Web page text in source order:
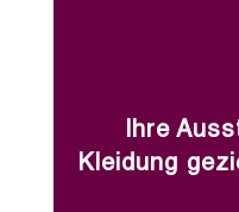
Ihre
Kleidung